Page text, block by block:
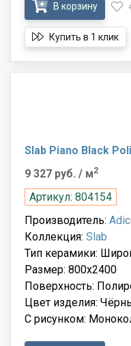
В корзину
Купить в 1 клик
Slab Piano Black
9 327 руб. / м2
Артикул: 804154
Производитель:
Коллекция: Slab
Тип керамики:
Размер: 800x2400
Поверхность:
Цвет изделия:
С рисунком: